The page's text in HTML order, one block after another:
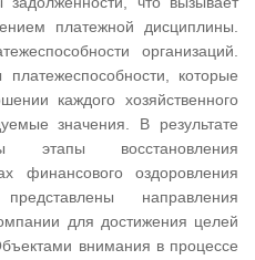
платежной дисциплины.
организаций.
которые
каждого хозяйственного
значения. В результате
этапы восстановления
финансового оздоровления
направления
для достижения целей
внимания в процессе